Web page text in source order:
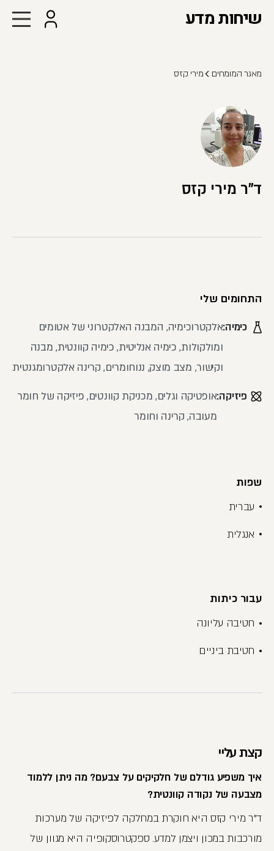
שיחות מדע
מאגר המומחים מירי קזס
ד"ר מירי קזס
התחומים שלי
כימיה:אלקטרוכימיה, המבנה האלקטרוני של אטומים
ומולקולות, כימיה אנליטית, כימיה קוונטית, מבנה
וקישור, מצב מוצק, ננוחומרים, קרינה אלקטרומגנטית
פיזיקה:אופטיקה וגלים, מכניקת קוונטים, פיזיקה של חומר
מעובה, קרינה וחומר
שפות
עברית
אנגלית
עבור כיתות
חטיבה עליונה
חטיבת ביניים
קצת עליי
איך משפיע גודלם של חלקיקים על צבעם? מה ניתן ללמוד
מצבעה של נקודה קוונטית?
ד"ר מירי קזס היא חוקרת במחלקה לפיזיקה של מערכות
מורכבות במכון ויצמן למדע. ספקטרוסקופיה היא מגוון של